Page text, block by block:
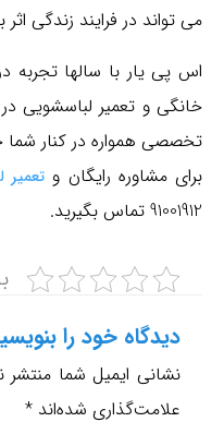
می تواند در فرایند زندگی
فروش قطعات بصورت آنلاین
تعمیر ، سرویس و نصب با
ما بهترین در کار خود
کترین هزینه به شما خدمت
22191254
09372222116
شرق تهران
77611203
09387777023
اس پی یار با سالها تجربه
خانگی و تعمیر لباسشویی
تخصصی همواره در کنار شما
برای مشاوره رایگان و تعمیر
91001912 تماس بگیرید.
دیدگاه‌ خود را
نشانی ایمیل شما
علامت‌گذاری شده‌اند *